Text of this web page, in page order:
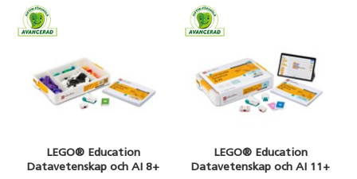
LEGO® Education
Datavetenskap och AI 8+
LEGO® Education
Datavetenskap och AI 11+